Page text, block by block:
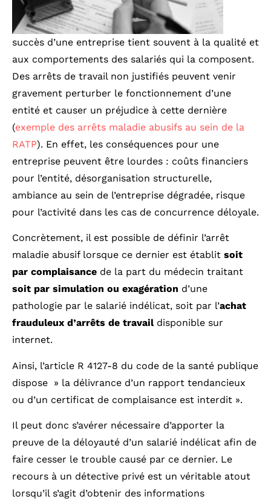
succès d’une entreprise tient souvent à la qualité et
aux comportements des salariés qui la composent.
Des arrêts de travail non justifiés peuvent venir
gravement perturber le fonctionnement d’une
entité et causer un préjudice à cette dernière
(exemple des arrêts maladie abusifs au sein de la
RATP). En effet, les conséquences pour une
entreprise peuvent être lourdes : coûts financiers
pour l’entité, désorganisation structurelle,
ambiance au sein de l’entreprise dégradée, risque
pour l’activité dans les cas de concurrence déloyale.
Concrètement, il est possible de définir l’arrêt
maladie abusif lorsque ce dernier est établit soit
par complaisance de la part du médecin traitant
soit par simulation ou exagération d’une
pathologie par le salarié indélicat, soit par l’achat
frauduleux d’arrêts de travaildisponible sur
internet.
Ainsi, l’article R 4127-8 du code de la santé publique
dispose » la délivrance d’un rapport tendancieux
ou d’un certificat de complaisance est interdit ».
Il peut donc s’avérer nécessaire d’apporter la
preuve de la déloyauté d’un salarié indélicat afin de
faire cesser le trouble causé par ce dernier. Le
recours à un détective privé est un véritable atout
lorsqu’il s’agit d’obtenir des informations